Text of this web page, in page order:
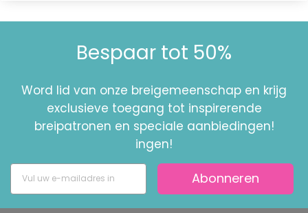
Bespaar tot 50%
Word lid van onze breigemeenschap en krijg
exclusieve toegang tot inspirerende
breipatronen en speciale aanbiedingen!
ingen!
Abonneren